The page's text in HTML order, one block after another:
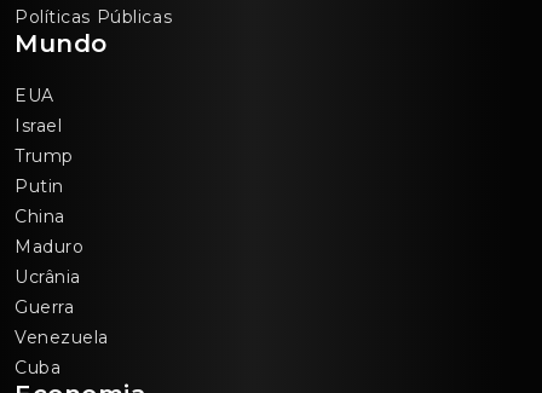
Políticas Públicas
Mundo
EUA
Israel
Trump
Putin
China
Maduro
Ucrânia
Guerra
Venezuela
Cuba